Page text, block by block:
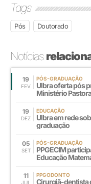
Tags
Pós Doutorado
Notícias
19
FEV
PÓS-GRADUAÇÃO
Ulbra oferta pós
Ministério
19
DEZ
EDUCAÇÃO
Ulbra em rede
graduação
05
SET
PÓS-GRADUAÇÃO
PPGECIM
Educação
11
JUL
PPGODONTO
Cirurgiã-dentista